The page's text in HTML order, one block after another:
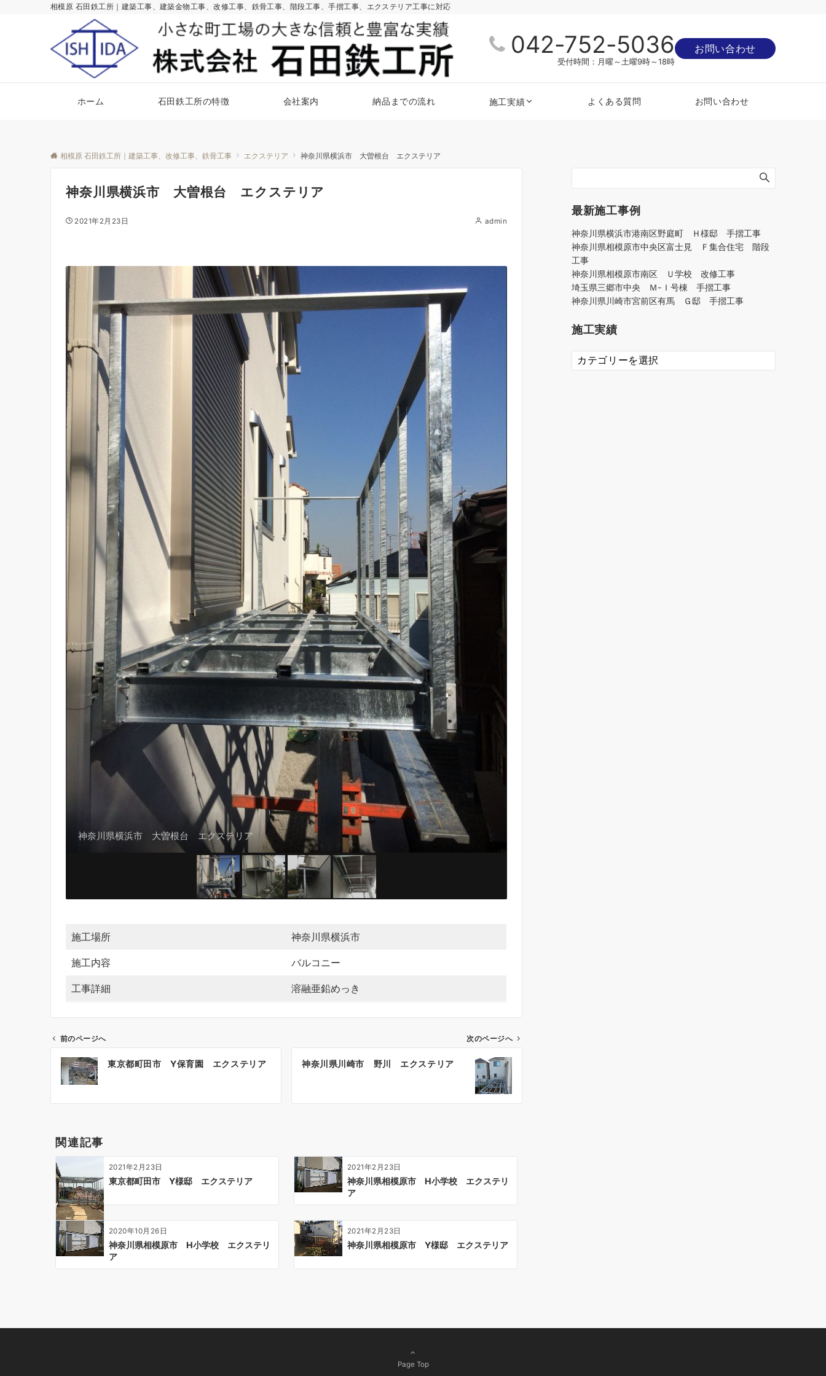
相模原 石田鉄工所｜建築工事、建築金物工事、改修工事、鉄骨工事、階段工事、手摺工事、エクステリア工事に対応
042-752-5036
受付時間：月曜～土曜9時～18時
お問い合わせ
ホーム 石田鉄工所の特徴 会社案内 納品までの流れ 施工実績 よくある質問 お問い合わせ
相模原 石田鉄工所｜建築工事、改修工事、鉄骨工事 エクステリア 神奈川県横浜市 大曽根台 エクステリア
神奈川県横浜市 大曽根台 エクステリア
2021年2月23日 admin
神奈川県横浜市 大曽根台 エクステリア
施工場所 神奈川県横浜市
施工内容 バルコニー
工事詳細 溶融亜鉛めっき
シ
ョ
ン
前のページへ
東京都町田市 Y保育園 エクステリア
次のページへ
神奈川県川崎市 野川 エクステリア
関連記事
2021年2月23日
東京都町田市 Y様邸 エクステリア
2021年2月23日
神奈川県相模原市 H小学校 エクステリ
ア
2020年10月26日
神奈川県相模原市 H小学校 エクステリ
ア
2021年2月23日
神奈川県相模原市 Y様邸 エクステリア
最新施工事例
神奈川県横浜市港南区野庭町 Ｈ様邸 手摺工事
神奈川県相模原市中央区富士見 Ｆ集合住宅 階段
工事
神奈川県相模原市南区 Ｕ学校 改修工事
埼玉県三郷市中央 Ｍ-Ｉ号棟 手摺工事
神奈川県川崎市宮前区有馬 Ｇ邸 手摺工事
施工実績
施
工
Page Top